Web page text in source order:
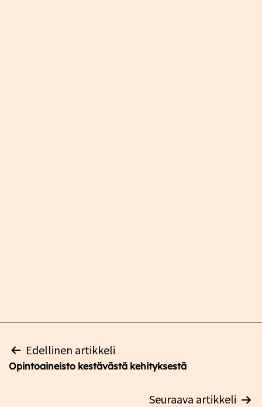
Artikkelien
selaus
Edellinen artikkeli
Opintoaineisto kestävästä kehityksestä
Seuraava artikkeli